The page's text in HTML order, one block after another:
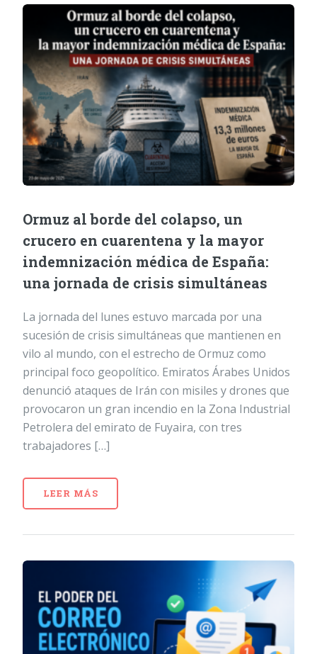
Ormuz al borde del colapso, un
crucero en cuarentena y la mayor
indemnización médica de España:
una jornada de crisis simultáneas
La jornada del lunes estuvo marcada por una
sucesión de crisis simultáneas que mantienen en
vilo al mundo, con el estrecho de Ormuz como
principal foco geopolítico. Emiratos Árabes Unidos
denunció ataques de Irán con misiles y drones que
provocaron un gran incendio en la Zona Industrial
Petrolera del emirato de Fuyaira, con tres
trabajadores […]
LEER MÁS